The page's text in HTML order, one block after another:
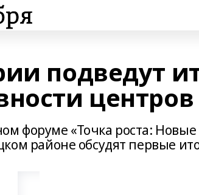
подведут
центров
форуме «Точка роста:
районе обсудят первые